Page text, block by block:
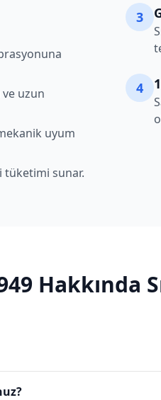
uzun
uyum
tüketimi sunar.
3
4
Hakkında